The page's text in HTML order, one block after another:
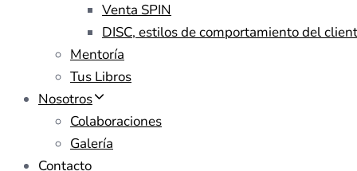
Venta SPIN
DISC, estilos de comportamiento del
Mentoría
Tus Libros
Nosotros
Colaboraciones
Galería
Contacto